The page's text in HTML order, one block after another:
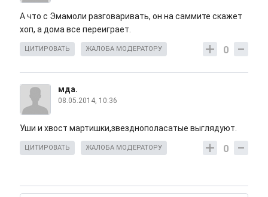
А что с Эмамоли разговаривать, он на саммите скажет
хоп, а дома все переиграет.
0
ЦИТИРОВАТЬ ЖАЛОБА МОДЕРАТОРУ
мда.
08.05.2014, 10:36
Уши и хвост мартишки,звезднополасатые выглядуют.
0
ЦИТИРОВАТЬ ЖАЛОБА МОДЕРАТОРУ